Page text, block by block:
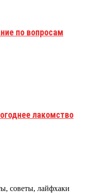
по вопросам
лакомство
советы, лайфхаки